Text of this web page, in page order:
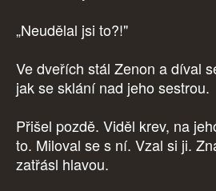
„Neudělal jsi to?!"
Ve dveřích stál Zenon a díval
jak se sklání nad jeho sestrou.
Přišel pozdě. Viděl krev, na
to. Miloval se s ní. Vzal si ji.
zatřásl hlavou.